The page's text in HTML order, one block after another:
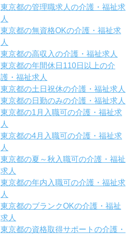
東京都の管理職求人の介護・福祉求
人
東京都の無資格OKの介護・福祉求
人
東京都の高収入の介護・福祉求人
東京都の年間休日110日以上の介
護・福祉求人
東京都の土日祝休の介護・福祉求人
東京都の日勤のみの介護・福祉求人
東京都の1月入職可の介護・福祉求
人
東京都の4月入職可の介護・福祉求
人
東京都の夏～秋入職可の介護・福祉
求人
東京都の年内入職可の介護・福祉求
人
東京都のブランクOKの介護・福祉
求人
東京都の資格取得サポートの介護・